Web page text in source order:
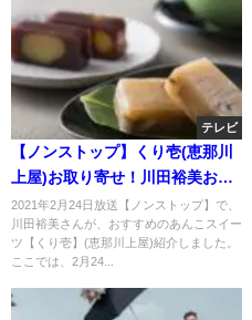
テレビ
【ノンストップ】くり壱(恵那川
上屋)お取り寄せ！川田裕美おす
すめ”あんこスイーツ”！
2021年2月24日放送【ノンストップ】で、
川田裕美さんが、おすすめのあんこスイー
ツ【くり壱】(恵那川上屋)紹介しました。
ここでは、2月24...